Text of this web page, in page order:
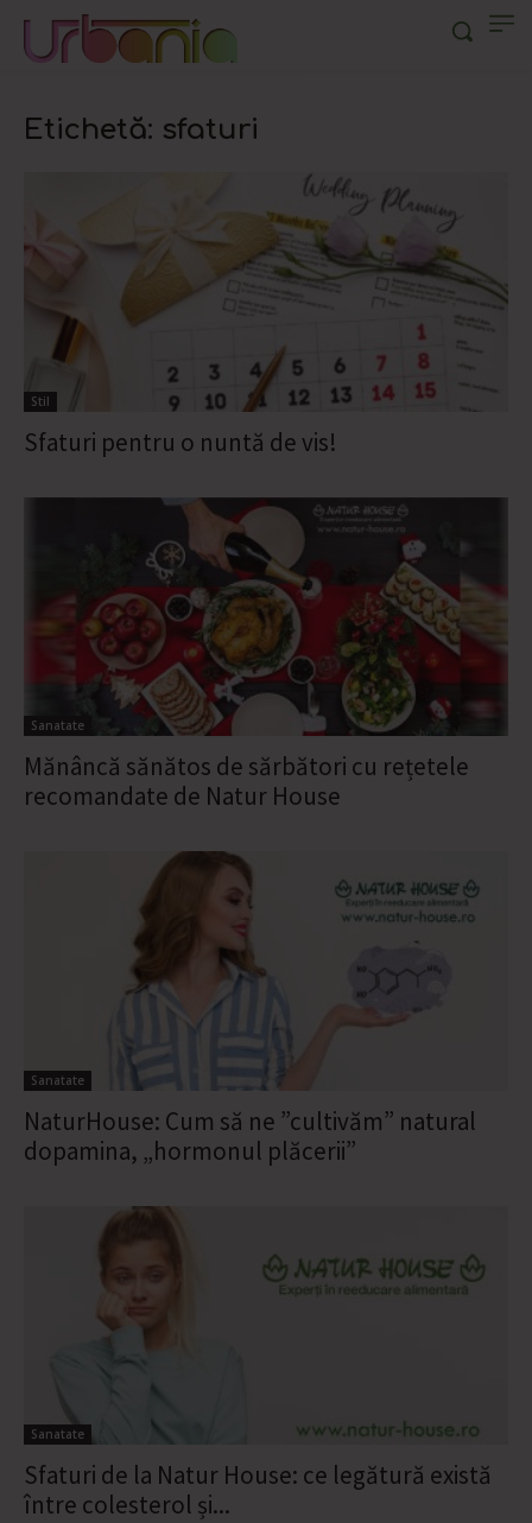
Etichetă: sfaturi
Stil
Sfaturi pentru o nuntă de vis!
Sanatate
Mănâncă sănătos de sărbători cu rețetele
recomandate de Natur House
Sanatate
NaturHouse: Cum să ne ”cultivăm” natural
dopamina, „hormonul plăcerii”
Sanatate
Sfaturi de la Natur House: ce legătură există
între colesterol și...